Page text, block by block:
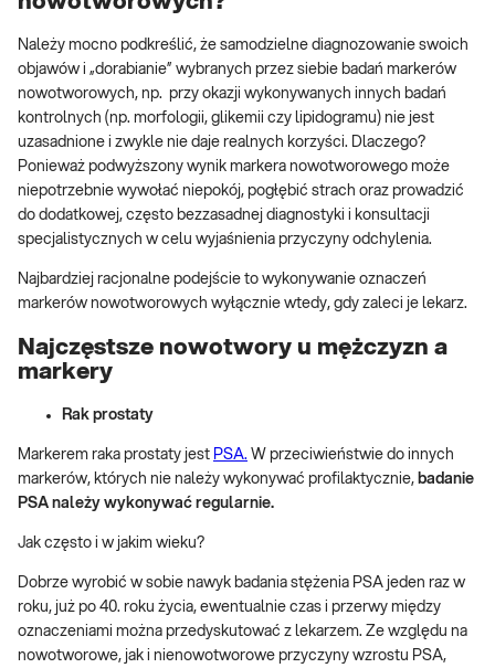
Należy mocno podkreślić, że samodzielne diagnozowanie swoich
objawów i „dorabianie” wybranych przez siebie badań markerów
nowotworowych, np. przy okazji wykonywanych innych badań
kontrolnych (np. morfologii, glikemii czy lipidogramu) nie jest
uzasadnione i zwykle nie daje realnych korzyści. Dlaczego?
Ponieważ podwyższony wynik markera nowotworowego może
niepotrzebnie wywołać niepokój, pogłębić strach oraz prowadzić
do dodatkowej, często bezzasadnej diagnostyki i konsultacji
specjalistycznych w celu wyjaśnienia przyczyny odchylenia.
Najbardziej racjonalne podejście to wykonywanie oznaczeń
markerów nowotworowych wyłącznie wtedy, gdy zaleci je lekarz.
Najczęstsze nowotwory u mężczyzn a
markery
Rak prostaty
Markerem raka prostaty jest PSA. W przeciwieństwie do innych
markerów, których nie należy wykonywać profilaktycznie, badanie
PSA należy wykonywać regularnie.
Jak często i w jakim wieku?
Dobrze wyrobić w sobie nawyk badania stężenia PSA jeden raz w
roku, już po 40. roku życia, ewentualnie czas i przerwy między
oznaczeniami można przedyskutować z lekarzem. Ze względu na
nowotworowe, jak i nienowotworowe przyczyny wzrostu PSA,